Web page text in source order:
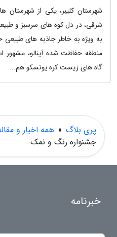
شهرستان کلیبر، یکی از شهرستان
شرقی، در دل کوه های سرسبز و
به ویژه به خاطر جاذبه های طبیعی
منطقه حفاظت شده آینالو، مشهور
گاه های زیست کره یونسکو هم...
پری بلاگ » همه اخبار و
جشنواره رنگ و نمک
خبرنامه